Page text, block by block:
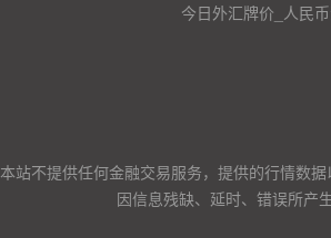
今日外汇牌价_人民
本站不提供任何金融交易服务，提供的行情数
因信息残缺、延时、错误所产